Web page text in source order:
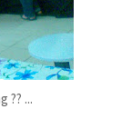
?? ...